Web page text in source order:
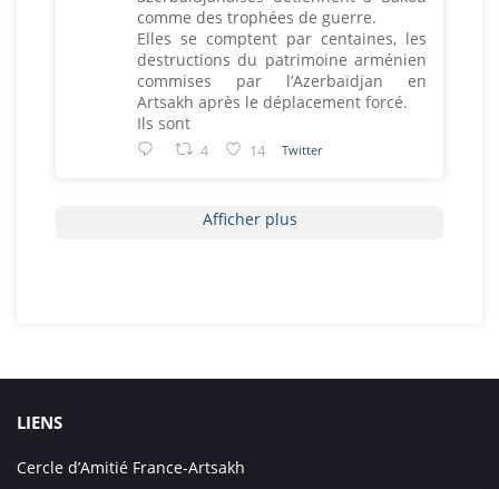
comme des trophées de guerre.
Elles se comptent par centaines, les
destructions du patrimoine arménien
commises par l’Azerbaïdjan en
Artsakh après le déplacement forcé.
Ils sont
4 14 Twitter
Afficher plus
LIENS
Cercle d’Amitié France-Artsakh